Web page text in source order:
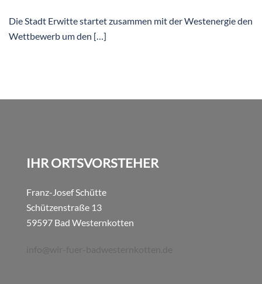
Die Stadt Erwitte startet zusammen mit der Westenergie den
Wettbewerb um den […]
IHR ORTSVORSTEHER
Franz-Josef Schütte
Schützenstraße 13
59597 Bad Westernkotten